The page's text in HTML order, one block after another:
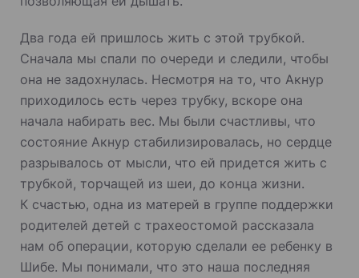
Два года ей пришлось жить с этой трубкой.
Сначала мы спали по очереди и следили, чтобы
она не задохнулась. Несмотря на то, что Акнур
приходилось есть через трубку, вскоре она
начала набирать вес. Мы были счастливы, что
состояние Акнур стабилизировалась, но сердце
разрывалось от мысли, что ей придется жить с
трубкой, торчащей из шеи, до конца жизни.
К счастью, одна из матерей в группе поддержки
родителей детей с трахеостомой рассказала
нам об операции, которую сделали ее ребенку в
Шибе. Мы понимали, что это наша последняя